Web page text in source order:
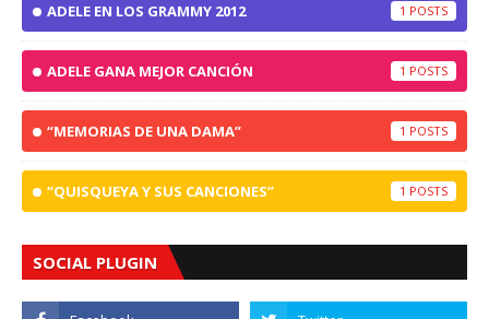
ADELE EN LOS GRAMMY 2012 1
ADELE GANA MEJOR CANCIÓN 1
“MEMORIAS DE UNA DAMA” 1
“QUISQUEYA Y SUS CANCIONES” 1
SOCIAL PLUGIN